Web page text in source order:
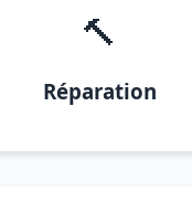
🔨
Réparation